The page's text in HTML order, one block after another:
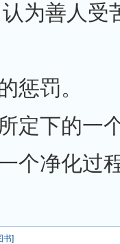
认为善人受
惩罚。
定下的一
个净化过
书]